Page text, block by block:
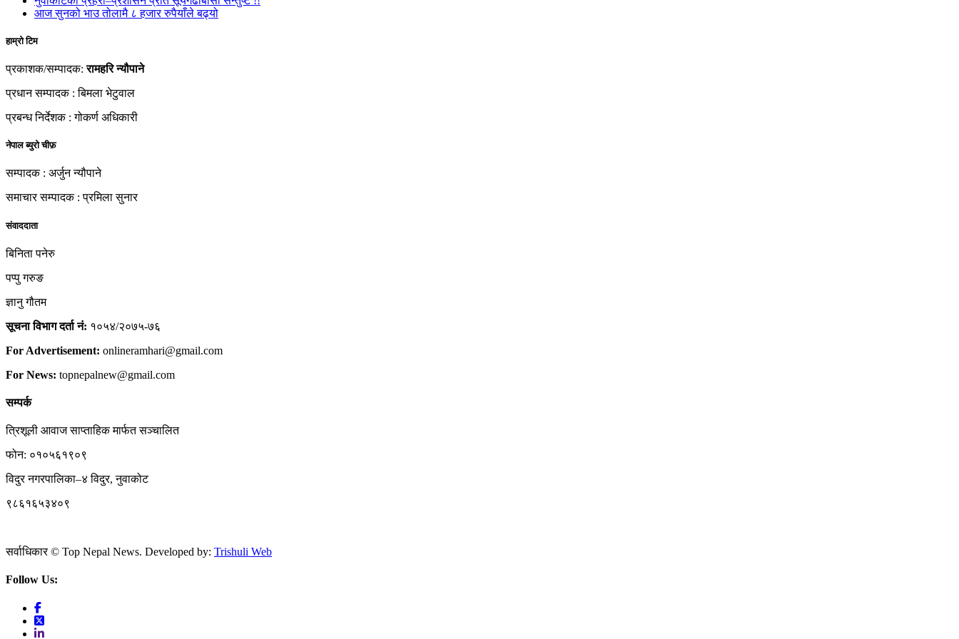
आज सुनको भाउ तोलामै ८ हजार रुपैयाँले बढ्यो
हाम्रो टिम
प्रकाशक/सम्पादक:रामहरि न्यौपाने
प्रधान सम्पादक : बिमला भेटुवाल
प्रबन्ध निर्देशक : गोकर्ण अधिकारी
नेपाल ब्युरो चीफ़
सम्पादक : अर्जुन न्यौपाने
समाचार सम्पादक : प्रमिला सुनार
संवाददाता
बिनिता पनेरु
पप्पु गरुङ
ज्ञानु गौतम
सूचना विभाग दर्ता नं: १०५४/२०७५-७६
For Advertisement: onlineramhari@gmail.com
For News: topnepalnew@gmail.com
सम्पर्क
त्रिशूली आवाज साप्ताहिक मार्फत सञ्चालित
फोन: ०१०५६१९०९
विदुर नगरपालिका–४ विदुर, नुवाकोट
९८६१६५३४०९
सर्वाधिकार © Top Nepal News. Developed by: Trishuli Web
Follow Us: